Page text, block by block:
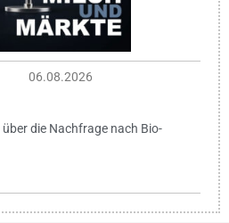
06.08.2026
die Nachfrage nach Bio-